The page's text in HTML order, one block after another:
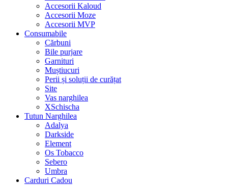
Accesorii Kaloud
Accesorii Moze
Accesorii MVP
Consumabile
Cărbuni
Bile purjare
Garnituri
Muștiucuri
Perii și soluții de curățat
Site
Vas narghilea
XSchischa
Tutun Narghilea
Adalya
Darkside
Element
Os Tobacco
Sebero
Umbra
Carduri Cadou